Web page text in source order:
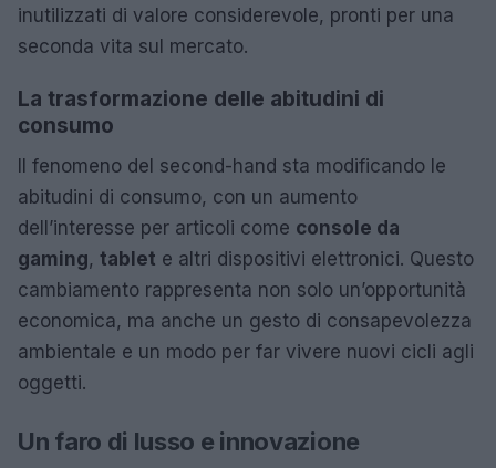
inutilizzati di valore considerevole, pronti per una
seconda vita sul mercato.
La trasformazione delle abitudini di
consumo
Il fenomeno del second-hand sta modificando le
abitudini di consumo, con un aumento
dell’interesse per articoli come console da
gaming, tablet e altri dispositivi elettronici. Questo
cambiamento rappresenta non solo un’opportunità
economica, ma anche un gesto di consapevolezza
ambientale e un modo per far vivere nuovi cicli agli
oggetti.
Un faro di lusso e innovazione